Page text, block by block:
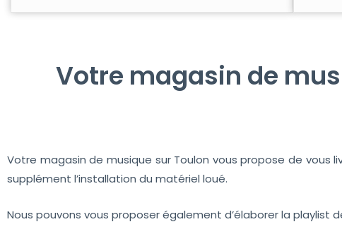
Votre magasin de
Votre magasin de musique sur Toulon vous propose de vous
supplément l’installation du matériel loué.
Nous pouvons vous proposer également d’élaborer la